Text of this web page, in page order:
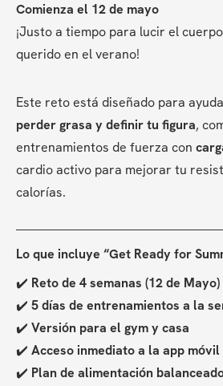
Comienza el 12 de mayo
¡Justo a tiempo para lucir el
querido en el verano!
Este reto está diseñado para
perder grasa y definir tu figura,
entrenamientos de fuerza con
cardio activo para mejorar tu
calorías.
Lo que incluye “Get Ready for
✔️ Reto de 4 semanas (12 de Mayo)
✔️ 5 días de entrenamientos a la
✔️ Versión para el gym y casa
✔️ Acceso inmediato a la app móvil
✔️ Plan de alimentación